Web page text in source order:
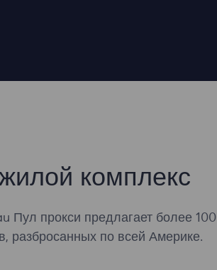
комплекс
Пул прокси предлагает более 100
разбросанных по всей Америке.